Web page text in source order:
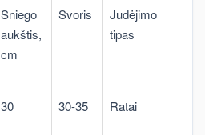
Sniego
aukštis,
cm
Svoris
Judėjimo
tipas
30 30-35 Ratai